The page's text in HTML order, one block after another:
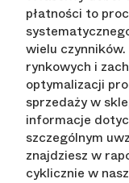
płatności to
wielu
rynkowych i
optymalizacji
sprzedaży w
informacje
szczególnym
znajdziesz w
cyklicznie w